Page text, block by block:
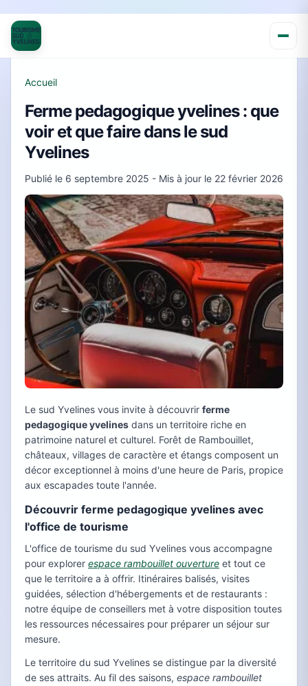
Accueil
Ferme pedagogique yvelines : que
voir et que faire dans le sud
Yvelines
Publié le 6 septembre 2025 - Mis à jour le 22 février 2026
Le sud Yvelines vous invite à découvrir ferme
pedagogique yvelines dans un territoire riche en
patrimoine naturel et culturel. Forêt de Rambouillet,
châteaux, villages de caractère et étangs composent un
décor exceptionnel à moins d'une heure de Paris, propice
aux escapades toute l'année.
Découvrir ferme pedagogique yvelines avec
l'office de tourisme
L'office de tourisme du sud Yvelines vous accompagne
pour explorer espace rambouillet ouverture et tout ce
que le territoire a à offrir. Itinéraires balisés, visites
guidées, sélection d'hébergements et de restaurants :
notre équipe de conseillers met à votre disposition toutes
les ressources nécessaires pour préparer un séjour sur
mesure.
Le territoire du sud Yvelines se distingue par la diversité
de ses attraits. Au fil des saisons, espace rambouillet